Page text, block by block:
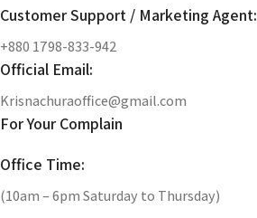
Customer Support / Marketing Agent:
+880 1798-833-942
Official Email:
Krisnachuraoffice@gmail.com
For Your Complain
Office Time:
(10am – 6pm Saturday to Thursday)